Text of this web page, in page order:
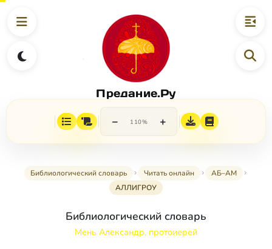
Предание.Ру
− 110% +
Библиологический словарь Читать онлайн
АБ–АМ
АЛЛИГРОУ
Библиологический словарь
Мень Александр, протоиерей